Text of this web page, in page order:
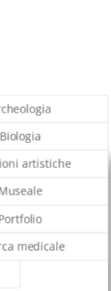
Biologia
artistiche
medicale